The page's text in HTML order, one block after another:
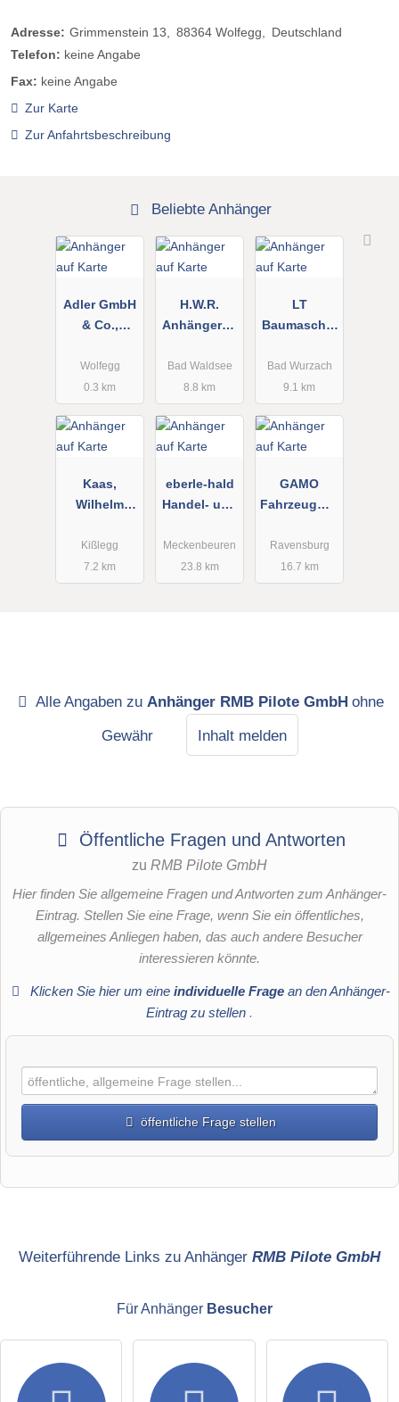
Adresse: Grimmenstein 13 88364 Wolfegg
Deutschland
Telefon: keine Angabe
Fax: keine Angabe
Zur Karte
Zur Anfahrtsbeschreibung
Beliebte Anhänger
Adler GmbH
& Co.,
Seilwinden
u. Fahrz.Bau
Wolfegg
0.3 km
H.W.R.
Anhängerba
Bad Waldsee
8.8 km
LT
Baumaschin
Messtechnik
-
Service/Verk
auf
Bad Wurzach
9.1 km
Kaas,
Wilhelm
Kißlegg
7.2 km
eberle-hald
Handel- und
ngen GmbH
Meckenbeuren
23.8 km
GAMO
Fahrzeugwer
Ravensburg
16.7 km
Alle Angaben zu Anhänger RMB Pilote GmbH ohne
Gewähr
Inhalt melden
Öffentliche Fragen und Antworten
zu RMB Pilote GmbH
Hier finden Sie allgemeine Fragen und Antworten zum Anhänger-
Eintrag. Stellen Sie eine Frage, wenn Sie ein öffentliches,
allgemeines Anliegen haben, das auch andere Besucher
interessieren könnte.
Klicken Sie hier um eine individuelle Fragean den Anhänger-
Eintrag zu stellen .
öffentliche Frage stellen
E-Mail-Adresse (wird nicht veröffentlicht)
Weiterführende Links zu Anhänger RMB Pilote GmbH
Für Anhänger Besucher